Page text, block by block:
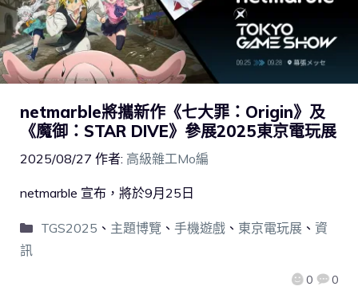
netmarble將攜新作《七大罪：Origin》及
《魔御：STAR DIVE》參展2025東京電玩展
2025/08/27 作者: 高級雜工Mo編
0 0
netmarble 宣布，將於9月25日
TGS2025 、 主題博覽 、 手機遊戲、 東京電玩展、 資
訊